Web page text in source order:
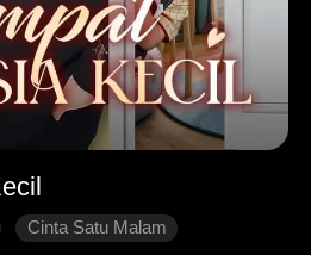
Cinta Satu Malam